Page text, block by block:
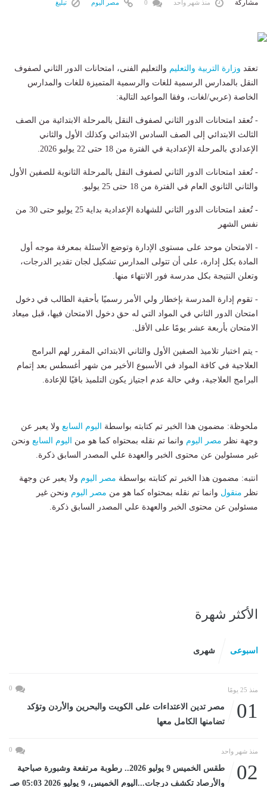
مشاركة منذ شهر واحد مصر اليوم تبليغ
تعقد وزارة التربية والتعليم والتعليم الفنى، امتحانات الدور الثاني لصفوف
النقل بالمدارس الرسمية للغات والرسمية المتميزة للغات والمدارس
الخاصة (عربي/لغات، وفقا المواعيد التالية:
- تُعقد امتحانات الدور الثاني لصفوف النقل بالمرحلة الابتدائية من الصف
الثالث الابتدائي إلى الصف السادس الابتدائي وكذلك الأول والثاني
الإعدادي بالمرحلة الإعدادية في الفترة من 18 حتى 22 يوليو 2026.
- تُعقد امتحانات الدور الثاني لصفوف النقل بالمرحلة الثانوية للصفين الأول
والثاني الثانوي العام في الفترة من 18 حتى 25 يوليو.
- تُعقد امتحانات الدور الثاني للشهادة الإعدادية بداية 25 يوليو حتى 30 من
نفس الشهر
- الامتحان موحد على مستوى الإدارة وتوضع الأسئلة بمعرفة موجه أول
المادة بكل إدارة، على أن تتولى المدارس تشكيل لجان تقدير الدرجات،
وتعلن النتيجة بكل مدرسة فور الانتهاء منها.
- تقوم إدارة المدرسة بإخطار ولي الأمر رسميًا بأحقية الطالب في دخول
امتحان الدور الثاني في المواد التي له حق دخول الامتحان فيها، قبل ميعاد
الامتحان بأربعة عشر يومًا على الأقل.
- يتم اختبار تلاميذ الصفين الأول والثاني الابتدائي المقرر لهم البرامج
العلاجية في كافة المواد في الأسبوع الأخير من شهر أغسطس بعد إتمام
البرامج العلاجية، وفي حالة عدم اجتياز يكون التلميذ باقيًا للإعادة.
ملحوظة: مضمون هذا الخبر تم كتابته بواسطة اليوم السابع ولا يعبر عن
وجهة نظر مصر اليوم وانما تم نقله بمحتواه كما هو من اليوم السابع ونحن
غير مسئولين عن محتوى الخبر والعهدة علي المصدر السابق ذكرة.
انتبه: مضمون هذا الخبر تم كتابته بواسطة مصر اليوم ولا يعبر عن وجهة
نظر منقول وانما تم نقله بمحتواه كما هو من مصر اليوم ونحن غير
مسئولين عن محتوى الخبر والعهدة علي المصدر السابق ذكرة.
الأكثر شهرة
اسبوعى شهرى
منذ 25 يومًا 0
01
مصر تدين الاعتداءات على الكويت والبحرين والأردن وتؤكد
تضامنها الكامل معها
منذ شهر واحد 0
02
طقس الخميس 9 يوليو 2026.. رطوبة مرتفعة وشبورة صباحية
والأرصاد تكشف درجات...اليوم الخميس، 9 يوليو 2026 05:03 صـ